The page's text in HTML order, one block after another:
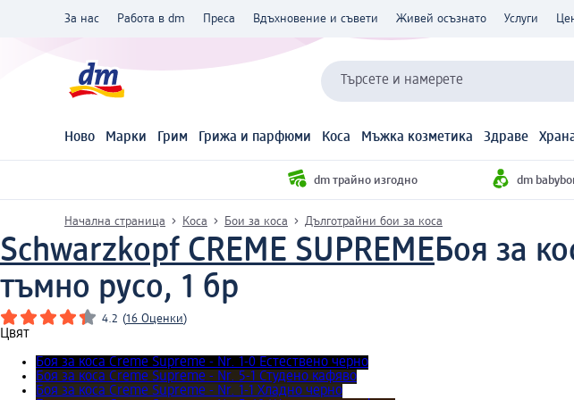
За нас Работа в dm Преса Вдъхновение и съвети Живей осъзнато Услуги
Търсете и намерете
Ново Марки Грим Грижа и парфюми Коса Мъжка козметика Здраве
dm трайно изгодно dm
Начална страница Коса Бои за коса Дълготрайни бои за коса
Schwarzkopf CREME SUPREMEБоя за
тъмно русо, 1 бр
4.2 (16 Оценки)
Цвят
Боя за коса Creme Supreme - Nr. 1-0 Естествено черно
Боя за коса Creme Supreme - Nr. 5-1 Студено кафяво
Боя за коса Creme Supreme - Nr. 1-1 Хладно черно